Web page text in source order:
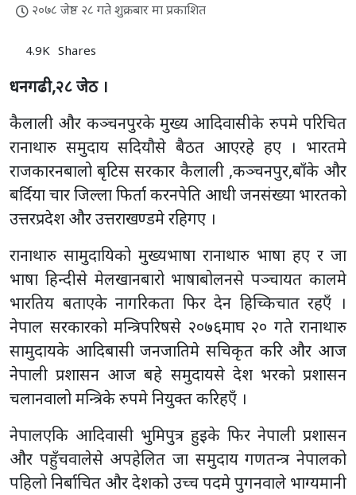
२०७८ जेष्ठ २८ गते शुक्रबार मा प्रकाशित
4.9K Shares
धनगढी,२८ जेठ ।
कैलाली और कञ्चनपुरके मुख्य आदिवासीके रुपमे परिचित
रानाथारु समुदाय सदियौसे बैठत आएरहे हए । भारतमे
राजकारनबालो बृटिस सरकार कैलाली ,कञ्चनपुर,बाँके और
बर्दिया चार जिल्ला फिर्ता करनपेति आधी जनसंख्या भारतको
उत्तरप्रदेश और उत्तराखण्डमे रहिगए ।
रानाथारु सामुदायिको मुख्यभाषा रानाथारु भाषा हए र जा
भाषा हिन्दीसे मेलखानबारो भाषाबोलनसे पञ्चायत कालमे
भारतिय बताएके नागरिकता फिर देन हिच्किचात रहएँ ।
नेपाल सरकारको मन्त्रिपरिषसे २०७६माघ २० गते रानाथारु
सामुदायके आदिबासी जनजातिमे सचिकृत करि और आज
नेपाली प्रशासन आज बहे समुदायसे देश भरको प्रशासन
चलानवालो मन्त्रिके रुपमे नियुक्त करिहएँ ।
नेपालएकि आदिवासी भुमिपुत्र हुइके फिर नेपाली प्रशासन
और पहुँचवालेसे अपहेलित जा समुदाय गणतन्त्र नेपालको
पहिलो निर्बाचित और देशको उच्च पदमे पुगनवाले भाग्यमानी